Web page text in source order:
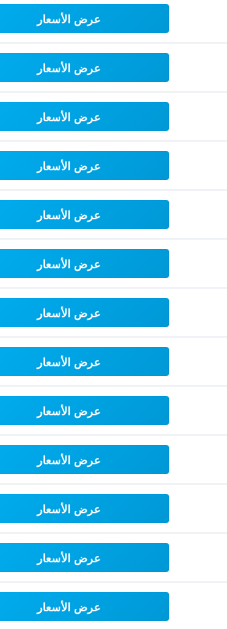
عرض الأسعار
عرض الأسعار
عرض الأسعار
عرض الأسعار
عرض الأسعار
عرض الأسعار
عرض الأسعار
عرض الأسعار
عرض الأسعار
عرض الأسعار
عرض الأسعار
عرض الأسعار
عرض الأسعار